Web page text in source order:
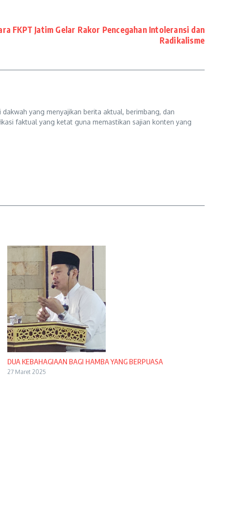
FKPT Jatim Gelar Rakor Pencegahan Intoleransi dan
Radikalisme
yang menyajikan berita aktual, berimbang, dan
faktual yang ketat guna memastikan sajian konten yang
DUA KEBAHAGIAAN BAGI HAMBA YANG BERPUASA
27 Maret 2025